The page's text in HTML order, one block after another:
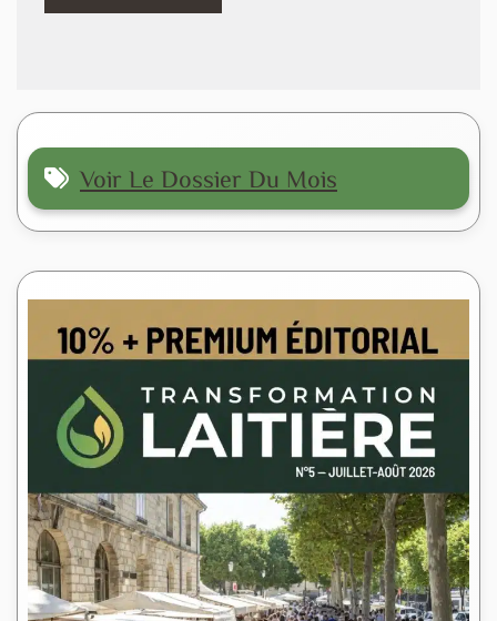
Voir Le Dossier Du Mois